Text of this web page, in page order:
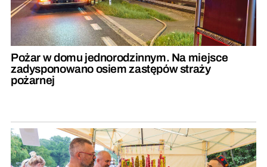
Pożar w domu jednorodzinnym. Na miejsce
zadysponowano osiem zastępów straży
pożarnej